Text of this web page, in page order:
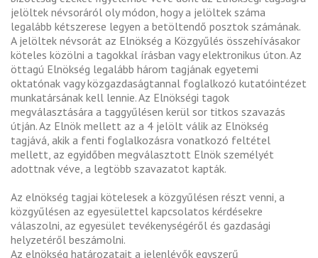
jelöltek névsoráról oly módon, hogy a jelöltek száma
legalább kétszerese legyen a betöltendő posztok számának.
A jelöltek névsorát az Elnökség a Közgyűlés összehívásakor
köteles közölni a tagokkal írásban vagy elektronikus úton. Az
öttagú Elnökség legalább három tagjának egyetemi
oktatónak vagy közgazdaságtannal foglalkozó kutatóintézet
munkatársának kell lennie. Az Elnökségi tagok
megválasztására a taggyűlésen kerül sor titkos szavazás
útján. Az Elnök mellett az a 4 jelölt válik az Elnökség
tagjává, akik a fenti foglalkozásra vonatkozó feltétel
mellett, az egyidőben megválasztott Elnök személyét
adottnak véve, a legtöbb szavazatot kapták.
Az elnökség tagjai kötelesek a közgyűlésen részt venni, a
közgyűlésen az egyesülettel kapcsolatos kérdésekre
válaszolni, az egyesület tevékenységéről és gazdasági
helyzetéről beszámolni.
Az elnökség határozatait a jelenlévők egyszerű